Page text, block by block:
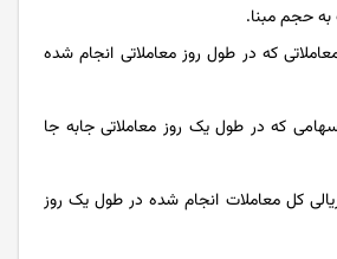
حجم مبنا.
که در طول روز معاملاتی انجام شده
که در طول یک روز معاملاتی جابه جا
کل معاملات انجام شده در طول یک روز